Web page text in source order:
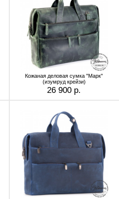
Кожаная деловая сумка "Марк"
(изумруд крейзи)
26 900 р.